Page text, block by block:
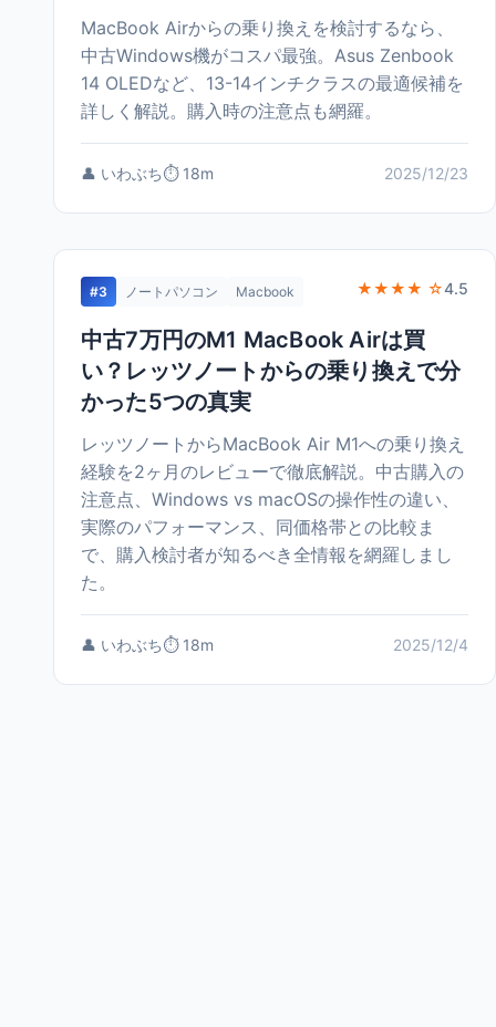
MacBook Airからの乗り換えを検討するなら、
中古Windows機がコスパ最強。Asus Zenbook
14 OLEDなど、13-14インチクラスの最適候補を
詳しく解説。購入時の注意点も網羅。
👤 いわぶち⏱️ 18m 2025/12/23
#3 ノートパソコン Macbook ★★★★ ☆4.5
中古7万円のM1 MacBook Airは買
い？レッツノートからの乗り換えで分
かった5つの真実
レッツノートからMacBook Air M1への乗り換え
経験を2ヶ月のレビューで徹底解説。中古購入の
注意点、Windows vs macOSの操作性の違い、
実際のパフォーマンス、同価格帯との比較ま
で、購入検討者が知るべき全情報を網羅しまし
た。
👤 いわぶち⏱️ 18m 2025/12/4